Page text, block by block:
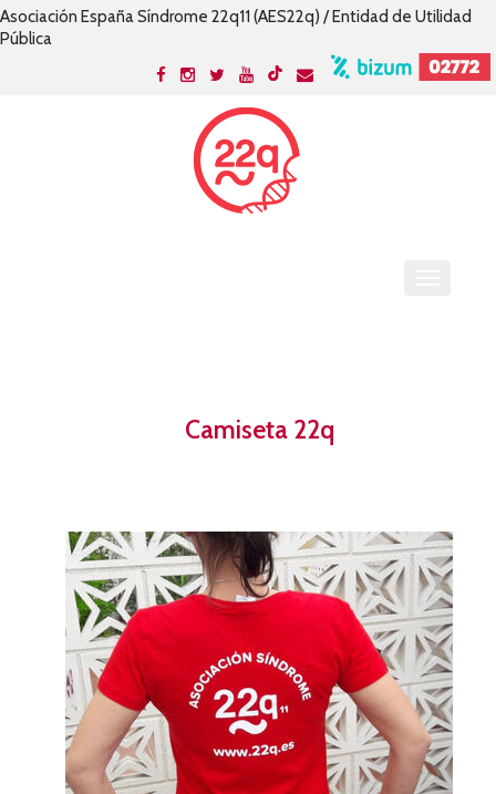
Asociación España Síndrome 22q11 (AES22q) / Entidad de Utilidad
Pública
Camiseta 22q